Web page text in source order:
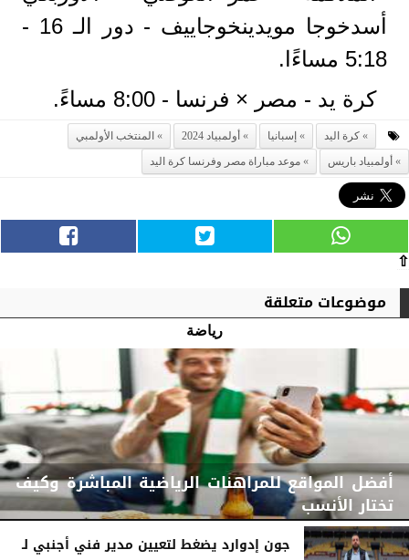
أسدخوجا مويدينخوجاييف - دور الـ 16 -
5:18 مساءًا.
كرة يد - مصر × فرنسا - 8:00 مساءً.
كرة اليد إسبانيا أولمبياد 2024
المنتخب الأولمبي
أولمبياد باريس
موعد مباراة مصر وفرنسا كرة اليد
⇧
موضوعات متعلقة
رياضة
أفضل المواقع للمراهنات الرياضية المباشرة وكيف
تختار الأنسب
جون إدوارد يضغط لتعيين مدير فني أجنبي لـ